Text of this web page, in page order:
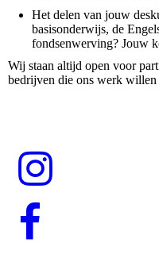
Het delen van jouw
basisonderwijs, de
fondsenwerving? Jouw
Wij staan altijd open voor
bedrijven die ons werk willen